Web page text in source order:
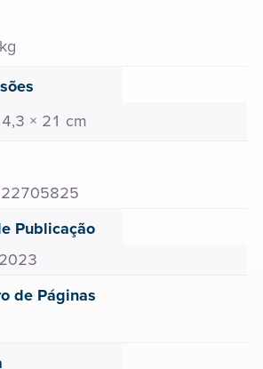
× 21 cm
Publicação
de Páginas